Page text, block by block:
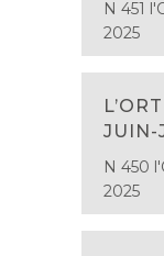
N 451
2025
JUIN-
N 450
2025